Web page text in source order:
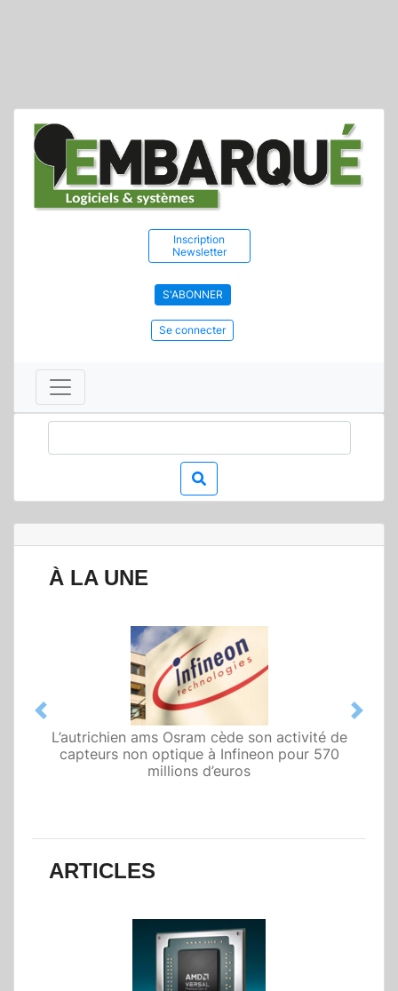
Inscription
Newsletter
S'ABONNER
Se connecter
À LA UNE
L’autrichien ams Osram cède son activité de
capteurs non optique à Infineon pour 570
millions d’euros
Qualcomm met en avant une architecture
fondée sur l’IA physique au service de robots
domestiques et humanoïdes
Previous Next
ARTICLES